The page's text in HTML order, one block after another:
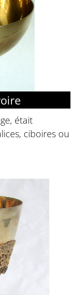
était
ciboires ou